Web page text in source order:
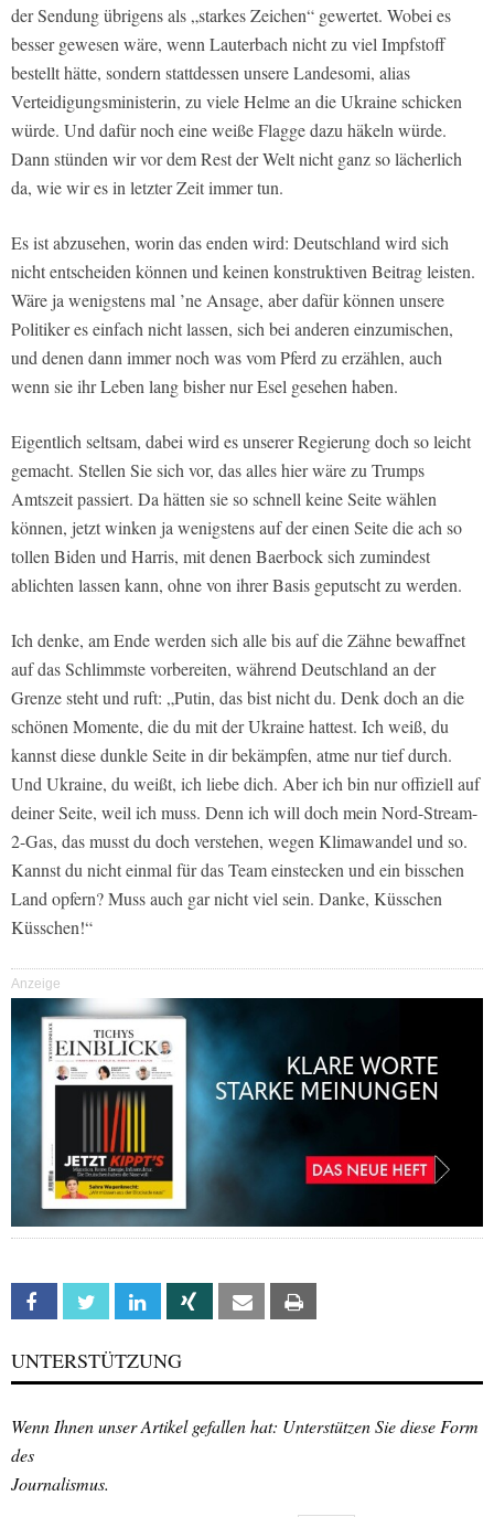
der Sendung übrigens als „starkes Zeichen“ gewertet. Wobei es
besser gewesen wäre, wenn Lauterbach nicht zu viel Impfstoff
bestellt hätte, sondern stattdessen unsere Landesomi, alias
Verteidigungsministerin, zu viele Helme an die Ukraine schicken
würde. Und dafür noch eine weiße Flagge dazu häkeln würde.
Dann stünden wir vor dem Rest der Welt nicht ganz so lächerlich
da, wie wir es in letzter Zeit immer tun.
Es ist abzusehen, worin das enden wird: Deutschland wird sich
nicht entscheiden können und keinen konstruktiven Beitrag leisten.
Wäre ja wenigstens mal ’ne Ansage, aber dafür können unsere
Politiker es einfach nicht lassen, sich bei anderen einzumischen,
und denen dann immer noch was vom Pferd zu erzählen, auch
wenn sie ihr Leben lang bisher nur Esel gesehen haben.
Eigentlich seltsam, dabei wird es unserer Regierung doch so leicht
gemacht. Stellen Sie sich vor, das alles hier wäre zu Trumps
Amtszeit passiert. Da hätten sie so schnell keine Seite wählen
können, jetzt winken ja wenigstens auf der einen Seite die ach so
tollen Biden und Harris, mit denen Baerbock sich zumindest
ablichten lassen kann, ohne von ihrer Basis geputscht zu werden.
Ich denke, am Ende werden sich alle bis auf die Zähne bewaffnet
auf das Schlimmste vorbereiten, während Deutschland an der
Grenze steht und ruft: „Putin, das bist nicht du. Denk doch an die
schönen Momente, die du mit der Ukraine hattest. Ich weiß, du
kannst diese dunkle Seite in dir bekämpfen, atme nur tief durch.
Und Ukraine, du weißt, ich liebe dich. Aber ich bin nur offiziell auf
deiner Seite, weil ich muss. Denn ich will doch mein Nord-Stream-
2-Gas, das musst du doch verstehen, wegen Klimawandel und so.
Kannst du nicht einmal für das Team einstecken und ein bisschen
Land opfern? Muss auch gar nicht viel sein. Danke, Küsschen
Küsschen!“
Anzeige
Facebook Twitter Linkedin Xing Email
UNTERSTÜTZUNG
Wenn Ihnen unser Artikel gefallen hat: Unterstützen Sie diese Form
des
Journalismus.